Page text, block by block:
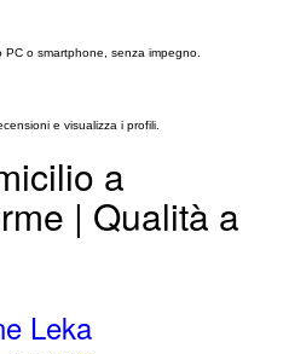
o smartphone, senza impegno.
e visualizza i profili.
a
| Qualità a
Leka